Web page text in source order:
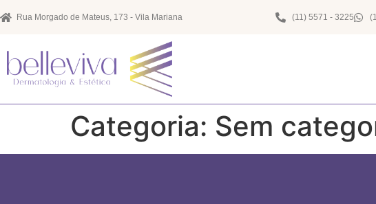
Rua Morgado de Mateus, 173 - Vila Mariana (11) 5571 - 3225
Categoria: Sem